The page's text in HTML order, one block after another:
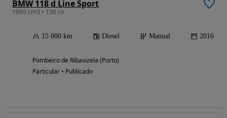
BMW 118 d Line Sport
1995 cm3 • 150 cv
15 000 km Diesel Manual 2016
Pombeiro de Ribavizela (Porto)
Particular • Publicado